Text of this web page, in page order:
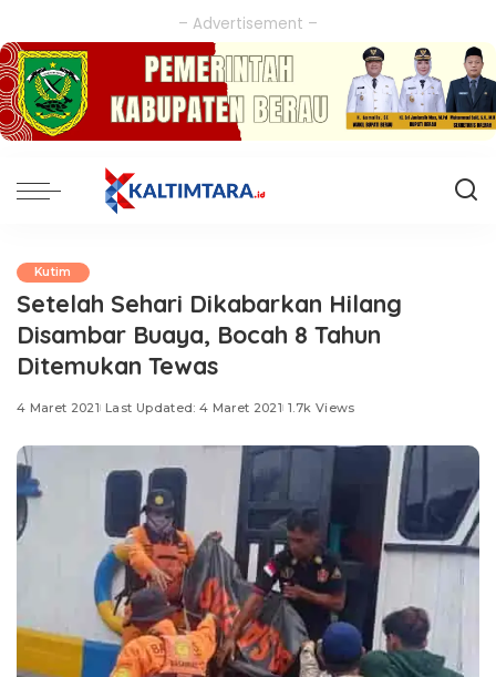
– Advertisement –
Kutim
Setelah Sehari Dikabarkan Hilang
Disambar Buaya, Bocah 8 Tahun
Ditemukan Tewas
4 Maret 2021 Last Updated: 4 Maret 2021 1.7k Views